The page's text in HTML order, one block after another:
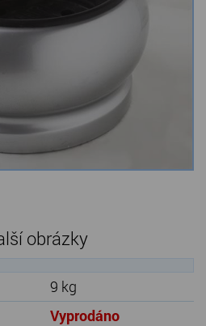
pomníčky
stolky
přírodního kamene
kámen
obrázky
9 kg
Vyprodáno